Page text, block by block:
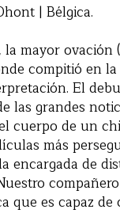
| Bélgica.
mayor ovación
compitió en
El
las grandes
cuerpo de un
más
encargada de
que es capaz